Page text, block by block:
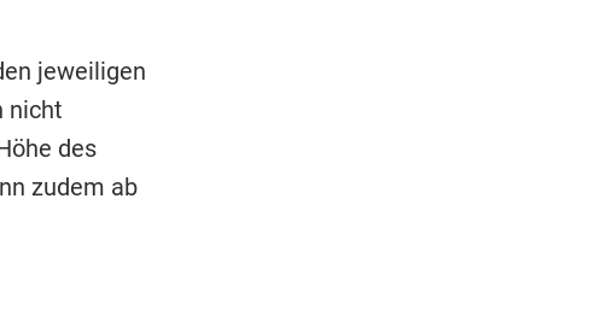
jeweiligen
nicht
des
zudem ab